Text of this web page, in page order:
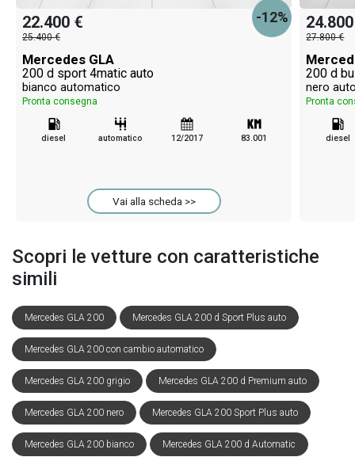
-12%
22.400 €
25.400 €
Mercedes GLA
200 d sport 4matic auto
bianco automatico
Pronta consegna
diesel automatico 12/2017 83.001
Vai alla scheda >>
27.800 €
200 d
nero
Pronta
diesel
Scopri le vetture con caratteristiche
simili
Mercedes GLA 200 Mercedes GLA 200 d Sport Plus auto
Mercedes GLA 200 con cambio automatico
Mercedes GLA 200 grigio Mercedes GLA 200 d Premium auto
Mercedes GLA 200 nero Mercedes GLA 200 Sport Plus auto
Mercedes GLA 200 bianco Mercedes GLA 200 d Automatic